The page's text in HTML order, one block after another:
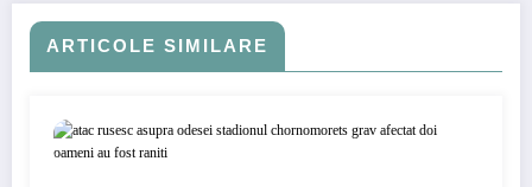
ARTICOLE SIMILARE